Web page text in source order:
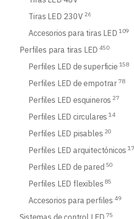
Tiras LED 230V 26
Accesorios para tiras LED 109
Perfiles para tiras LED 450
Perfiles LED de superficie 158
Perfiles LED de empotrar 78
Perfiles LED esquineros 27
Perfiles LED circulares 14
Perfiles LED pisables 20
Perfiles LED arquitectónicos 17
Perfiles LED de pared 50
Perfiles LED flexibles 85
Accesorios para perfiles 49
75